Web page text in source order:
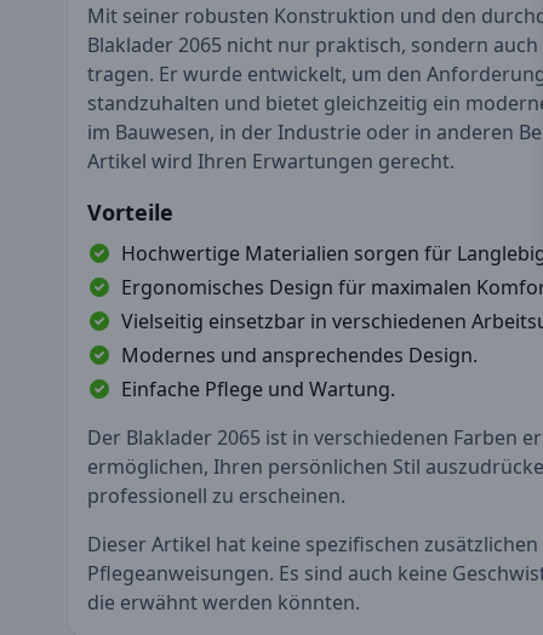
Mit seiner robusten Konstruktion und den
Blaklader 2065 nicht nur praktisch, sondern
tragen. Er wurde entwickelt, um den
standzuhalten und bietet gleichzeitig ein
im Bauwesen, in der Industrie oder in anderen
Artikel wird Ihren Erwartungen gerecht.
Vorteile
Hochwertige Materialien sorgen für
Ergonomisches Design für maximalen
Vielseitig einsetzbar in verschiedenen
Modernes und ansprechendes Design.
Einfache Pflege und Wartung.
Der Blaklader 2065 ist in verschiedenen Farben
ermöglichen, Ihren persönlichen Stil
professionell zu erscheinen.
Dieser Artikel hat keine spezifischen
Pflegeanweisungen. Es sind auch keine
die erwähnt werden könnten.